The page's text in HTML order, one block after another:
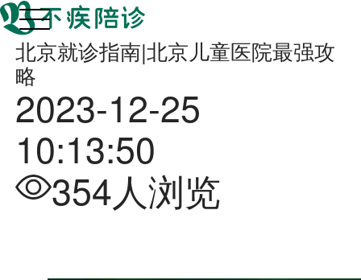
北京就诊指南|北京儿童医院最强攻
略
2023-12-25
10:13:50
354人浏览